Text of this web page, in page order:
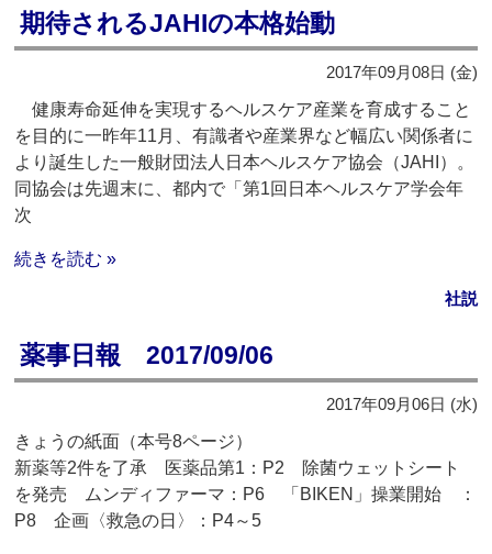
期待されるJAHIの本格始動
2017年09月08日 (金)
健康寿命延伸を実現するヘルスケア産業を育成すること
を目的に一昨年11月、有識者や産業界など幅広い関係者に
より誕生した一般財団法人日本ヘルスケア協会（JAHI）。
同協会は先週末に、都内で「第1回日本ヘルスケア学会年
次
続きを読む »
社説
薬事日報 2017/09/06
2017年09月06日 (水)
きょうの紙面（本号8ページ）
新薬等2件を了承 医薬品第1：P2 除菌ウェットシート
を発売 ムンディファーマ：P6 「BIKEN」操業開始 ：
P8 企画〈救急の日〉：P4～5